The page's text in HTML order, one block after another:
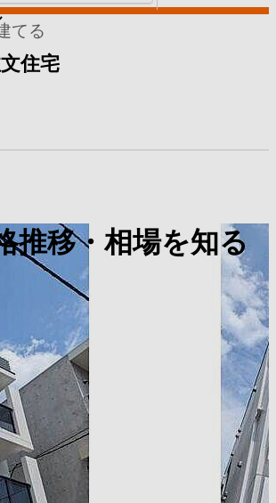
てる
住宅
推移・相場を知る